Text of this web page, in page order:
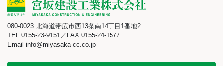
080-0023 北海道帯広市西13条南14丁目1番地2
TEL 0155-23-9151／FAX 0155-24-1577
Email info@miyasaka-cc.co.jp